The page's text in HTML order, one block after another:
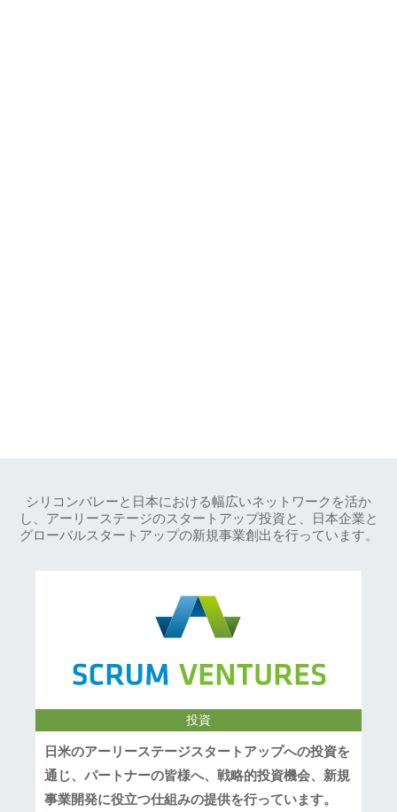
シリコンバレーと日本における幅広いネットワークを活か
し、アーリーステージのスタートアップ投資と、日本企業と
グローバルスタートアップの新規事業創出を行っています。
投資
日米のアーリーステージスタートアップへの投資を
通じ、パートナーの皆様へ、戦略的投資機会、新規
事業開発に役立つ仕組みの提供を行っています。